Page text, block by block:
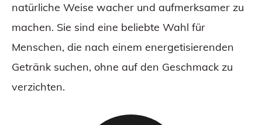
natürliche Weise wacher und aufmerksamer zu
machen. Sie sind eine beliebte Wahl für
Menschen, die nach einem energetisierenden
Getränk suchen, ohne auf den Geschmack zu
verzichten.